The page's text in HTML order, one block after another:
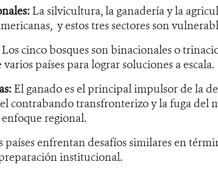
La silvicultura, la ganadería y la
y estos tres sectores son
cinco bosques son binacionales o
países para lograr soluciones a escala.
El ganado es el principal impulsor de la
contrabando transfronterizo y la fuga del
regional.
países enfrentan desafíos similares en
institucional.